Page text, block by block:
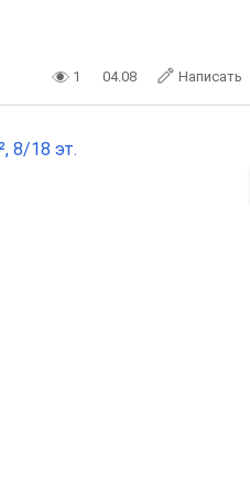
1 04.08 Написать
8/18 эт.